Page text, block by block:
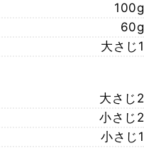
100g
60g
大さじ1
大さじ2
小さじ2
小さじ1